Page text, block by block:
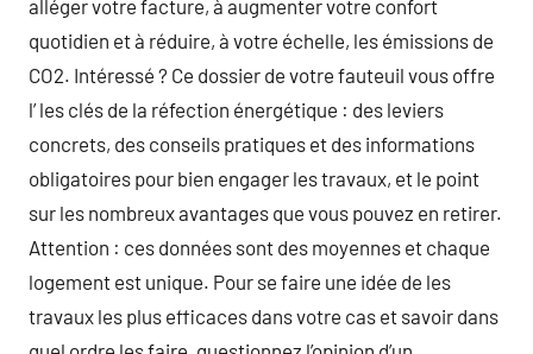
alléger votre facture, à augmenter votre confort
quotidien et à réduire, à votre échelle, les émissions de
CO2. Intéressé ? Ce dossier de votre fauteuil vous offre
l’ les clés de la réfection énergétique : des leviers
concrets, des conseils pratiques et des informations
obligatoires pour bien engager les travaux, et le point
sur les nombreux avantages que vous pouvez en retirer.
Attention : ces données sont des moyennes et chaque
logement est unique. Pour se faire une idée de les
travaux les plus efficaces dans votre cas et savoir dans